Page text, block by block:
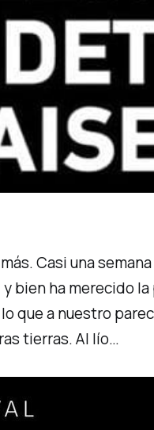
Casi una
y bien ha merecido
que a nuestro
tierras.Al lío…